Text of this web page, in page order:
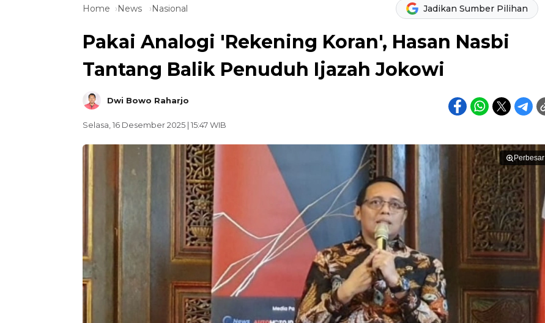
Home News Nasional Jadikan Sumber Pilihan
Pakai Analogi 'Rekening Koran', Hasan Nasbi
Tantang Balik Penuduh Ijazah Jokowi
Dwi Bowo Raharjo
Selasa, 16 Desember 2025 | 15:47 WIB
Perbesar